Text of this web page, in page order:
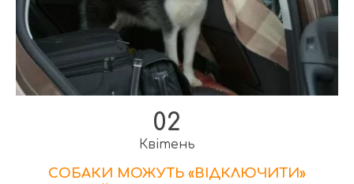
02
Квітень
СОБАКИ МОЖУТЬ «ВІДКЛЮЧИТИ»